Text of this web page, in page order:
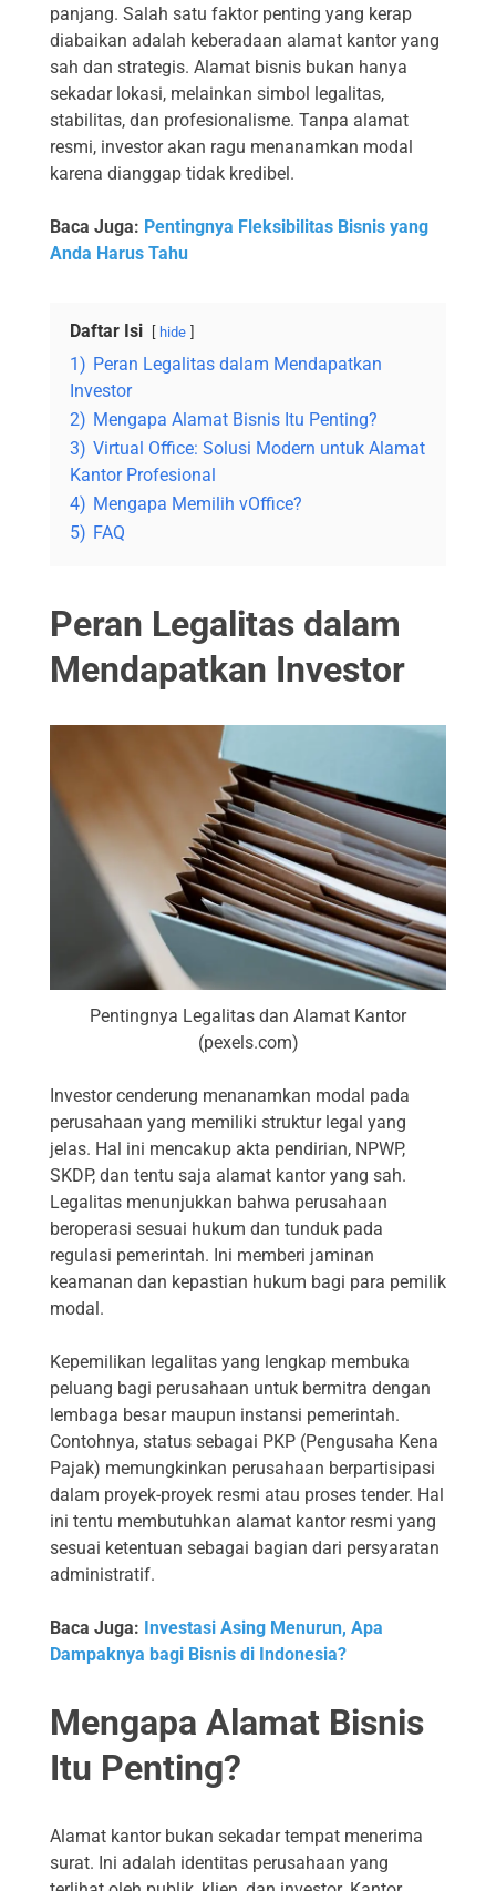
panjang. Salah satu faktor penting yang kerap
diabaikan adalah keberadaan alamat kantor yang
sah dan strategis. Alamat bisnis bukan hanya
sekadar lokasi, melainkan simbol legalitas,
stabilitas, dan profesionalisme. Tanpa alamat
resmi, investor akan ragu menanamkan modal
karena dianggap tidak kredibel.
Baca Juga: Pentingnya Fleksibilitas Bisnis yang
Anda Harus Tahu
Daftar Isi hide
1) Peran Legalitas dalam Mendapatkan
Investor
2) Mengapa Alamat Bisnis Itu Penting?
3) Virtual Office: Solusi Modern untuk Alamat
Kantor Profesional
4) Mengapa Memilih vOffice?
5) FAQ
Peran Legalitas dalam
Mendapatkan Investor
Pentingnya Legalitas dan Alamat Kantor
(pexels.com)
Investor cenderung menanamkan modal pada
perusahaan yang memiliki struktur legal yang
jelas. Hal ini mencakup akta pendirian, NPWP,
SKDP, dan tentu saja alamat kantor yang sah.
Legalitas menunjukkan bahwa perusahaan
beroperasi sesuai hukum dan tunduk pada
regulasi pemerintah. Ini memberi jaminan
keamanan dan kepastian hukum bagi para pemilik
modal.
Kepemilikan legalitas yang lengkap membuka
peluang bagi perusahaan untuk bermitra dengan
lembaga besar maupun instansi pemerintah.
Contohnya, status sebagai PKP (Pengusaha Kena
Pajak) memungkinkan perusahaan berpartisipasi
dalam proyek-proyek resmi atau proses tender. Hal
ini tentu membutuhkan alamat kantor resmi yang
sesuai ketentuan sebagai bagian dari persyaratan
administratif.
Baca Juga: Investasi Asing Menurun, Apa
Dampaknya bagi Bisnis di Indonesia?
Mengapa Alamat Bisnis
Itu Penting?
Alamat kantor bukan sekadar tempat menerima
surat. Ini adalah identitas perusahaan yang